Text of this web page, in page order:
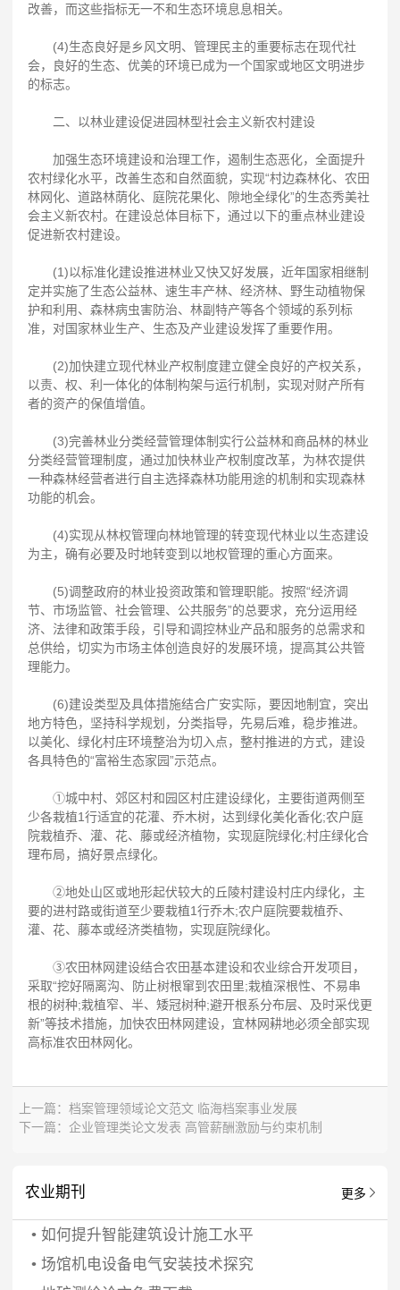
改善，而这些指标无一不和生态环境息息相关。
(4)生态良好是乡风文明、管理民主的重要标志在现代社
会，良好的生态、优美的环境已成为一个国家或地区文明进步
的标志。
二、以林业建设促进园林型社会主义新农村建设
加强生态环境建设和治理工作，遏制生态恶化，全面提升
农村绿化水平，改善生态和自然面貌，实现“村边森林化、农田
林网化、道路林荫化、庭院花果化、隙地全绿化”的生态秀美社
会主义新农村。在建设总体目标下，通过以下的重点林业建设
促进新农村建设。
(1)以标准化建设推进林业又快又好发展，近年国家相继制
定并实施了生态公益林、速生丰产林、经济林、野生动植物保
护和利用、森林病虫害防治、林副特产等各个领域的系列标
准，对国家林业生产、生态及产业建设发挥了重要作用。
(2)加快建立现代林业产权制度建立健全良好的产权关系，
以责、权、利一体化的体制构架与运行机制，实现对财产所有
者的资产的保值增值。
(3)完善林业分类经营管理体制实行公益林和商品林的林业
分类经营管理制度，通过加快林业产权制度改革，为林农提供
一种森林经营者进行自主选择森林功能用途的机制和实现森林
功能的机会。
(4)实现从林权管理向林地管理的转变现代林业以生态建设
为主，确有必要及时地转变到以地权管理的重心方面来。
(5)调整政府的林业投资政策和管理职能。按照“经济调
节、市场监管、社会管理、公共服务”的总要求，充分运用经
济、法律和政策手段，引导和调控林业产品和服务的总需求和
总供给，切实为市场主体创造良好的发展环境，提高其公共管
理能力。
(6)建设类型及具体措施结合广安实际，要因地制宜，突出
地方特色，坚持科学规划，分类指导，先易后难，稳步推进。
以美化、绿化村庄环境整治为切入点，整村推进的方式，建设
各具特色的“富裕生态家园”示范点。
①城中村、郊区村和园区村庄建设绿化，主要街道两侧至
少各栽植1行适宜的花灌、乔木树，达到绿化美化香化;农户庭
院栽植乔、灌、花、藤或经济植物，实现庭院绿化;村庄绿化合
理布局，搞好景点绿化。
②地处山区或地形起伏较大的丘陵村建设村庄内绿化，主
要的进村路或街道至少要栽植1行乔木;农户庭院要栽植乔、
灌、花、藤本或经济类植物，实现庭院绿化。
③农田林网建设结合农田基本建设和农业综合开发项目，
采取“挖好隔离沟、防止树根窜到农田里;栽植深根性、不易串
根的树种;栽植窄、半、矮冠树种;避开根系分布层、及时采伐更
新”等技术措施，加快农田林网建设，宜林网耕地必须全部实现
高标准农田林网化。
上一篇： 档案管理领域论文范文 临海档案事业发展
下一篇： 企业管理类论文发表 高管薪酬激励与约束机制
农业期刊 更多
• 如何提升智能建筑设计施工水平
• 场馆机电设备电气安装技术探究